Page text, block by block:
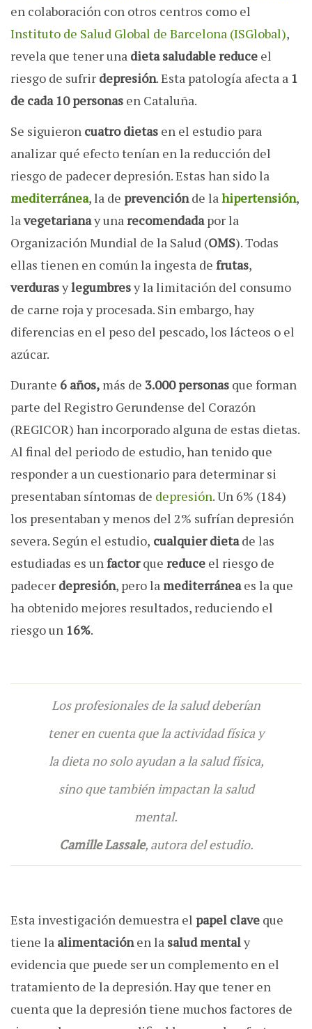
en colaboración con otros centros como el
Instituto de Salud Global de Barcelona (ISGlobal),
revela que tener una dieta saludable reduce el
riesgo de sufrir depresión. Esta patología afecta a 1
de cada 10 personas en Cataluña.
Se siguieron cuatro dietas en el estudio para
analizar qué efecto tenían en la reducción del
riesgo de padecer depresión. Estas han sido la
mediterránea, la de prevenciónde lahipertensión,
lavegetarianay unarecomendadapor la
Organización Mundial de la Salud (OMS). Todas
ellas tienen en común la ingesta de frutas,
verdurasylegumbresy la limitación del consumo
de carne roja y procesada. Sin embargo, hay
diferencias en el peso del pescado, los lácteos o el
azúcar.
Durante 6 años, más de 3.000 personas que forman
parte del Registro Gerundense del Corazón
(REGICOR) han incorporado alguna de estas dietas.
Al final del periodo de estudio, han tenido que
responder a un cuestionario para determinar si
presentaban síntomas de depresión. Un 6% (184)
los presentaban y menos del 2% sufrían depresión
severa. Según el estudio, cualquier dietade las
estudiadas es unfactorque reduce el riesgo de
padecer depresión, pero lamediterráneaes la que
ha obtenido mejores resultados, reduciendo el
riesgo un 16%.
Los profesionales de la salud deberían
tener en cuenta que la actividad física y
la dieta no solo ayudan a la salud física,
sino que también impactan la salud
mental.
Camille Lassale, autora del estudio.
Esta investigación demuestra el papel clave que
tiene la alimentaciónen la saludmentaly
evidencia que puede ser un complemento en el
tratamiento de la depresión. Hay que tener en
cuenta que la depresión tiene muchos factores de